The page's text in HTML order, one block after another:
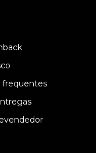
frequentes